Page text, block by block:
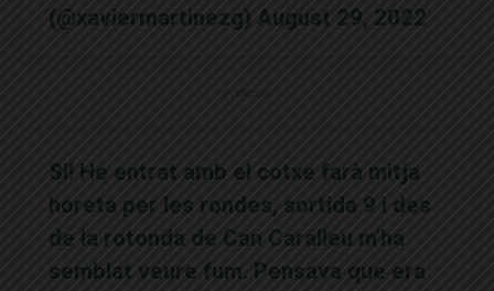
(@xaviermartinezg) August 29, 2022
Si! He entrat amb el cotxe farà mitja
horeta per les rondes, sortida 9 i des
de la rotonda de Can Caralleu m’ha
semblat veure fum. Pensava que era